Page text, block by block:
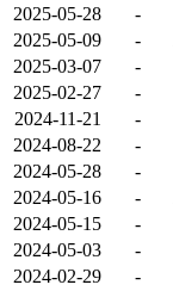
2025-05-28
-
2025-05-09
-
2025-03-07
-
2025-02-27
-
2024-11-21
-
2024-08-22
-
2024-05-28
-
2024-05-16
-
2024-05-15
-
2024-05-03
-
2024-02-29
-